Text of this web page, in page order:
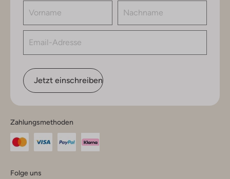
Jetzt einschreiben
Zahlungsmethoden
Folge uns